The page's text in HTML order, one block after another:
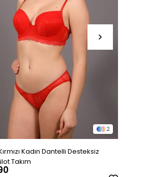
2
Kadın Dantelli Desteksiz
Takım